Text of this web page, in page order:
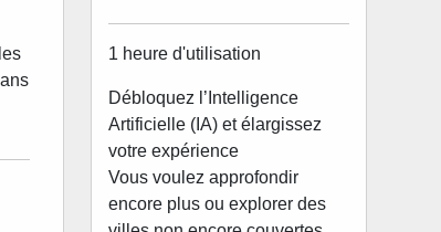
1 heure d'utilisation
Débloquez l’Intelligence
Artificielle (IA) et élargissez
votre expérience
Vous voulez approfondir
encore plus ou explorer des